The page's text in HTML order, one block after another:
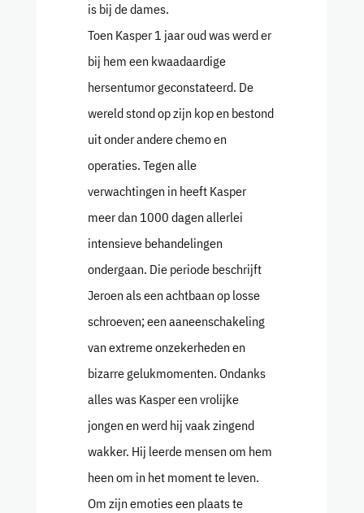
is bij de dames.
Toen Kasper 1 jaar oud was werd er
bij hem een kwaadaardige
hersentumor geconstateerd. De
wereld stond op zijn kop en bestond
uit onder andere chemo en
operaties. Tegen alle
verwachtingen in heeft Kasper
meer dan 1000 dagen allerlei
intensieve behandelingen
ondergaan. Die periode beschrijft
Jeroen als een achtbaan op losse
schroeven; een aaneenschakeling
van extreme onzekerheden en
bizarre gelukmomenten. Ondanks
alles was Kasper een vrolijke
jongen en werd hij vaak zingend
wakker. Hij leerde mensen om hem
heen om in het moment te leven.
Om zijn emoties een plaats te